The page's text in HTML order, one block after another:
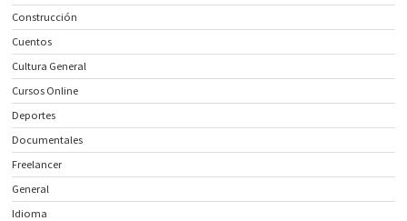
Construcción
Cuentos
Cultura General
Cursos Online
Deportes
Documentales
Freelancer
General
Idioma